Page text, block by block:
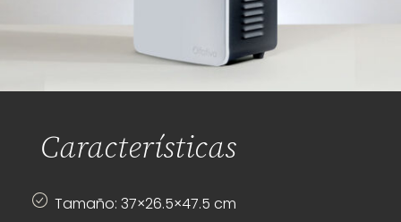
Características
Tamaño: 37×26.5×47.5 cm